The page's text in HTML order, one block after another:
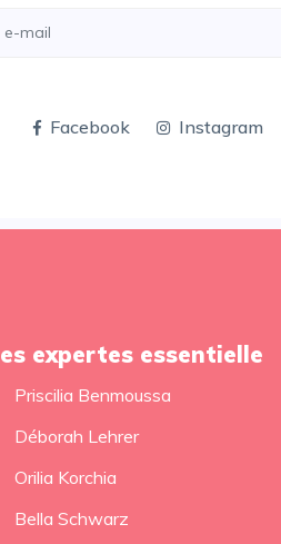
Facebook Instagram
Les expertes essentielle
Priscilia Benmoussa
Déborah Lehrer
Orilia Korchia
Bella Schwarz